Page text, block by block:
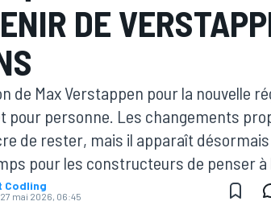
DE
de Max Verstappen pour la nouvelle
pour personne. Les changements
de rester, mais il apparaît
pour les constructeurs de penser
Codling
27 mai 2026, 06:45